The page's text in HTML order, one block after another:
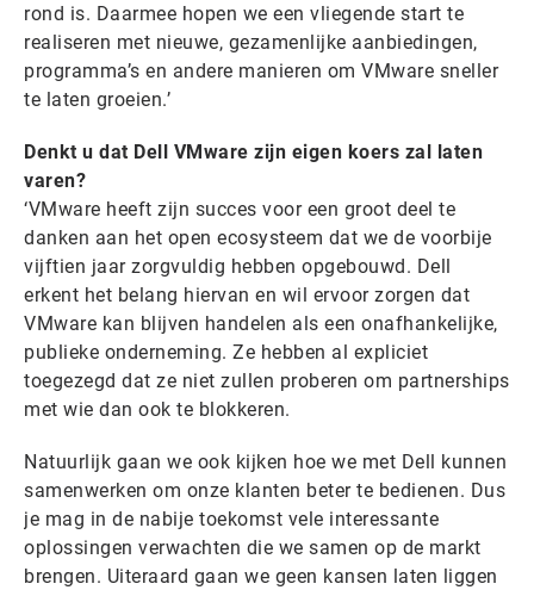
rond is. Daarmee hopen we een vliegende start te
realiseren met nieuwe, gezamenlijke aanbiedingen,
programma’s en andere manieren om VMware sneller
te laten groeien.’
Denkt u dat Dell VMware zijn eigen koers zal laten
varen?
‘VMware heeft zijn succes voor een groot deel te
danken aan het open ecosysteem dat we de voorbije
vijftien jaar zorgvuldig hebben opgebouwd. Dell
erkent het belang hiervan en wil ervoor zorgen dat
VMware kan blijven handelen als een onafhankelijke,
publieke onderneming. Ze hebben al expliciet
toegezegd dat ze niet zullen proberen om partnerships
met wie dan ook te blokkeren.
Natuurlijk gaan we ook kijken hoe we met Dell kunnen
samenwerken om onze klanten beter te bedienen. Dus
je mag in de nabije toekomst vele interessante
oplossingen verwachten die we samen op de markt
brengen. Uiteraard gaan we geen kansen laten liggen